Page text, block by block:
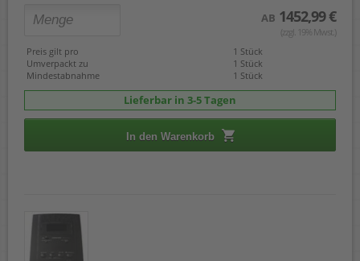
AB 1452,99 €
(zzgl. 19% Mwst.)
Preis gilt pro
1 Stück
Umverpackt zu
1 Stück
Mindestabnahme
1 Stück
Lieferbar in 3-5 Tagen
In den Warenkorb